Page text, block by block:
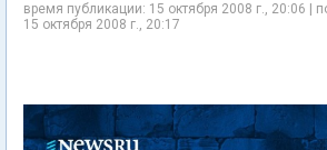
время публикации: 15 октября 2008 г., 20:06 |
15 октября 2008 г., 20:17